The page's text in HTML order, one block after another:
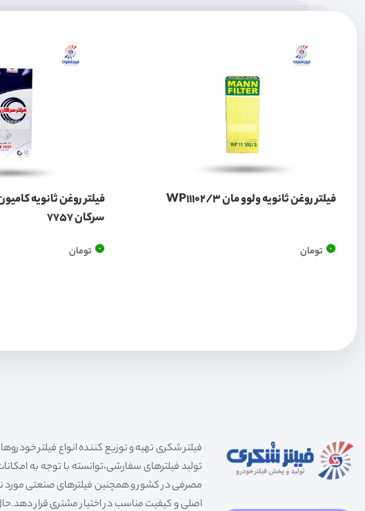
فیلتر روغن ثانویه ولوو مان WP11102/3
0 تومان
سرکان 7757
0 تومان
تولید فیلترهای سفارشی،توانسته با توجه به
مصرفی در کشور و همچنین فیلترهای صنعتی مورد
اصلی و کیفیت مناسب در اختیار مشتری قرار